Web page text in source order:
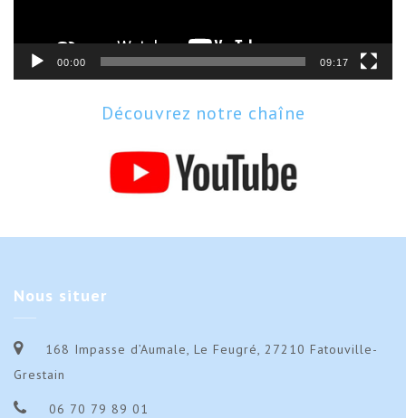
00:00 09:17
Découvrez notre chaîne
Nous situer
168 Impasse d’Aumale, Le Feugré, 27210 Fatouville-
Grestain
06 70 79 89 01